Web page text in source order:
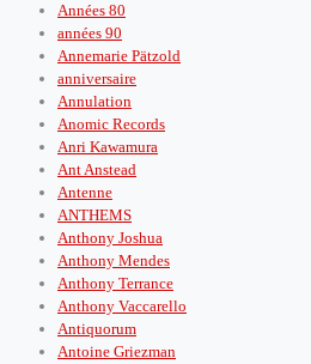
Années 80
années 90
Annemarie Pätzold
anniversaire
Annulation
Anomic Records
Anri Kawamura
Ant Anstead
Antenne
ANTHEMS
Anthony Joshua
Anthony Mendes
Anthony Terrance
Anthony Vaccarello
Antiquorum
Antoine Griezman